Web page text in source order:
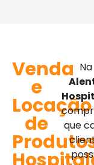
Venda
e
Locação
de
Na
que